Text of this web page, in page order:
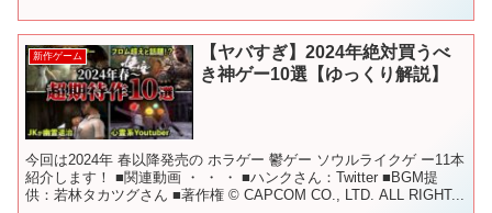
新作ゲーム
【ヤバすぎ】2024年絶対買うべ
き神ゲー10選【ゆっくり解説】
今回は2024年 春以降発売の ホラゲー 鬱ゲー ソウルライクゲ ー11本
紹介します！ ■関連動画 ・ ・ ・ ■ハンクさん：Twitter ■BGM提
供：若林タカツグさん ■著作権 © CAPCOM CO., LTD. ALL RIGHT...